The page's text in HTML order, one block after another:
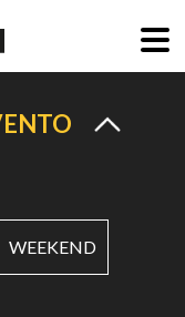
WEEKEND